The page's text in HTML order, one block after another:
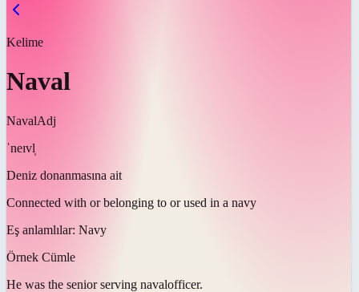
Kelime
Naval
NavalAdj
ˈneɪvl̩
Deniz donanmasına ait
Connected with or belonging to or used in a navy
Eş anlamlılar: Navy
Örnek Cümle
He was the senior serving navalofficer.